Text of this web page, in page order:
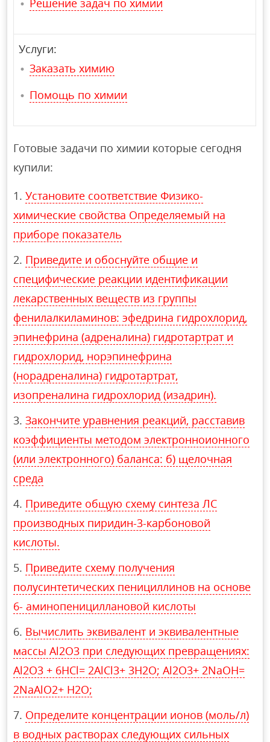
Услуги:
Заказать химию
Помощь по химии
Готовые задачи по химии которые сегодня
купили:
Установите соответствие Физико-
химические свойства Определяемый на
приборе показатель
Приведите и обоснуйте общие и
специфические реакции идентификации
лекарственных веществ из группы
фенилалкиламинов: эфедрина гидрохлорид,
эпинефрина (адреналина) гидротартрат и
гидрохлорид, норэпинефрина
(норадреналина) гидротартрат,
изопреналина гидрохлорид (изадрин).
Закончите уравнения реакций, расставив
коэффициенты методом электронноионного
(или электронного) баланса: б) щелочная
среда
Приведите общую схему синтеза ЛС
производных пиридин-3-карбоновой
кислоты.
Приведите схему получения
полусинтетических пенициллинов на основе
6- аминопенициллановой кислоты
Вычислить эквивалент и эквивалентные
массы Al2O3 при следующих превращениях:
Al2O3 + 6HCl= 2AlCl3+ 3H2O; Al2O3+ 2NaOH=
2NaAlO2+ H2O;
Определите концентрации ионов (моль/л)
в водных растворах следующих сильных